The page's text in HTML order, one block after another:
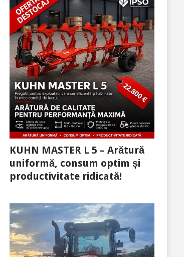
KUHN MASTER L 5 – Arătură
uniformă, consum optim și
productivitate ridicată!